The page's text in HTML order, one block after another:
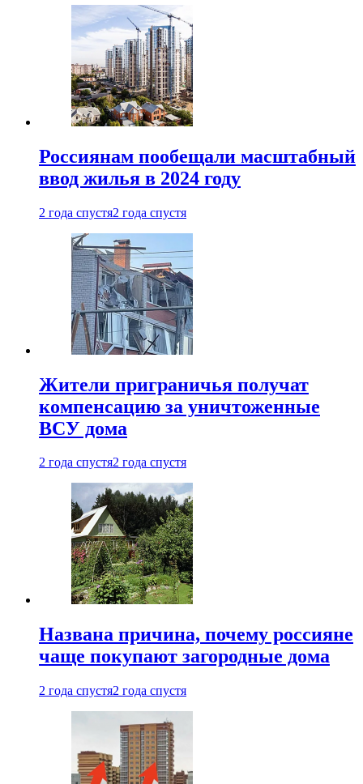
Россиянам пообещали масштабный
ввод жилья в 2024 году
2 года спустя2 года спустя
Жители приграничья получат
компенсацию за уничтоженные
ВСУ дома
2 года спустя2 года спустя
Названа причина, почему россияне
чаще покупают загородные дома
2 года спустя2 года спустя